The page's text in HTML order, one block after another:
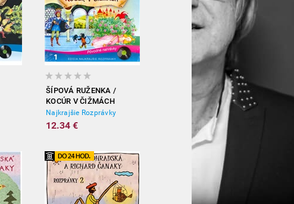
ŠÍPOVÁ RUŽENKA /
KOCÚR V ČIŽMÁCH
Najkrajšie Rozprávky
12.34 €